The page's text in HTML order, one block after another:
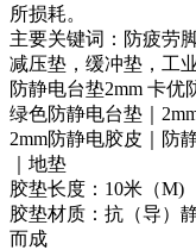
所损耗。
主要关键词：防疲劳
减压垫，缓冲垫，工
防静电台垫2mm 卡
绿色防静电台垫｜
2mm防静电胶皮｜防
｜地垫
胶垫长度：10米（M)
胶垫材质：抗（导）
而成